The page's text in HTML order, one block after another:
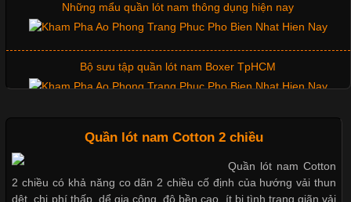
Trong môi trường kinh doanh hiện đại, việc xây dựng hình ảnh
chuyên nghiệp đóng vai trò quan trọng đối với sự phát triển của
doanh nghiệp. Một trong những giải pháp hiệu quả được nhiều
đơn vị lựa chọn hiện nay là sử dụng áo thun đồng phục công ty.
Không chỉ giúp tạo sự đồng bộ, áo thun
Chất Liệu Lycra Có Gì Đặc Biệt Trong Ngành Thời Trang?
Những mẩu quần lót nam thông dụng hiện nay
Bộ sưu tập quần lót nam Boxer TpHCM
Nguyên bộ quần lót nam Boxer thun lạnh giá rẻ
Quần lót nam Cotton 2 chiều
Quần lót nam Cotton
2 chiều có khả năng co dãn 2 chiều cố định của hướng vải thun
dệt, chi phí thấp, dể gia công, độ bền cao, ít bị tình trạng giãn vải